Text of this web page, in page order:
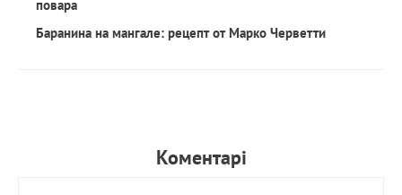
повара
Баранина на мангале: рецепт от Марко Черветти
Коментарi